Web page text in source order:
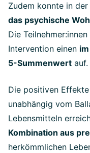
Zudem konnte in
das psychische
Die
Intervention einen
5-Summenwert auf.
Die positiven
unabhängig vom
Lebensmitteln
Kombination aus
herkömmlichen